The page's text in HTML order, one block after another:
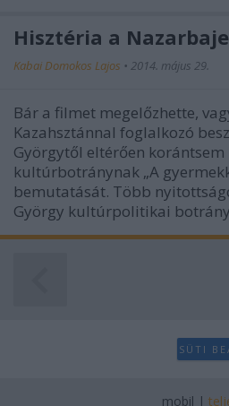
Hisztéria a
Kabai Domokos Lajos • 2014. május 29.
Bár a filmet megelőzhette,
Kazahsztánnal foglalkozó
Györgytől eltérően korántsem
kultúrbotránynak „A
bemutatását. Több
György kultúrpolitikai
SÜTI
mobil |